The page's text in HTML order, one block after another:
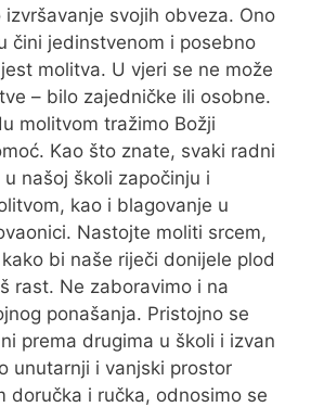
izvršavanje svojih obveza. Ono
čini jedinstvenom i posebno
molitva. U vjeri se ne može
– bilo zajedničke ili osobne.
molitvom tražimo Božji
Kao što znate, svaki radni
našoj školi započinju i
kao i blagovanje u
Nastojte moliti srcem,
bi naše riječi donijele plod
rast. Ne zaboravimo i na
ponašanja. Pristojno se
prema drugima u školi i izvan
unutarnji i vanjski prostor
doručka i ručka, odnosimo se